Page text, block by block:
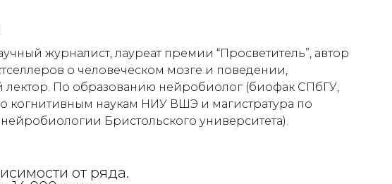
журналист, лауреат премии “Просветитель”, автор
о человеческом мозге и поведении,
лектор. По образованию нейробиолог (биофак СПбГУ,
когнитивным наукам НИУ ВШЭ и магистратура по
Бристольского университета).
от ряда.